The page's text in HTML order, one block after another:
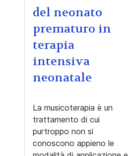
del neonato
prematuro in
terapia
intensiva
neonatale
La musicoterapia è un
trattamento di cui
purtroppo non si
conoscono appieno le